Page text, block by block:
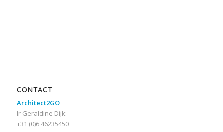
CONTACT
Architect2GO
Ir Geraldine Dijk:
+31 (0)6 46235450